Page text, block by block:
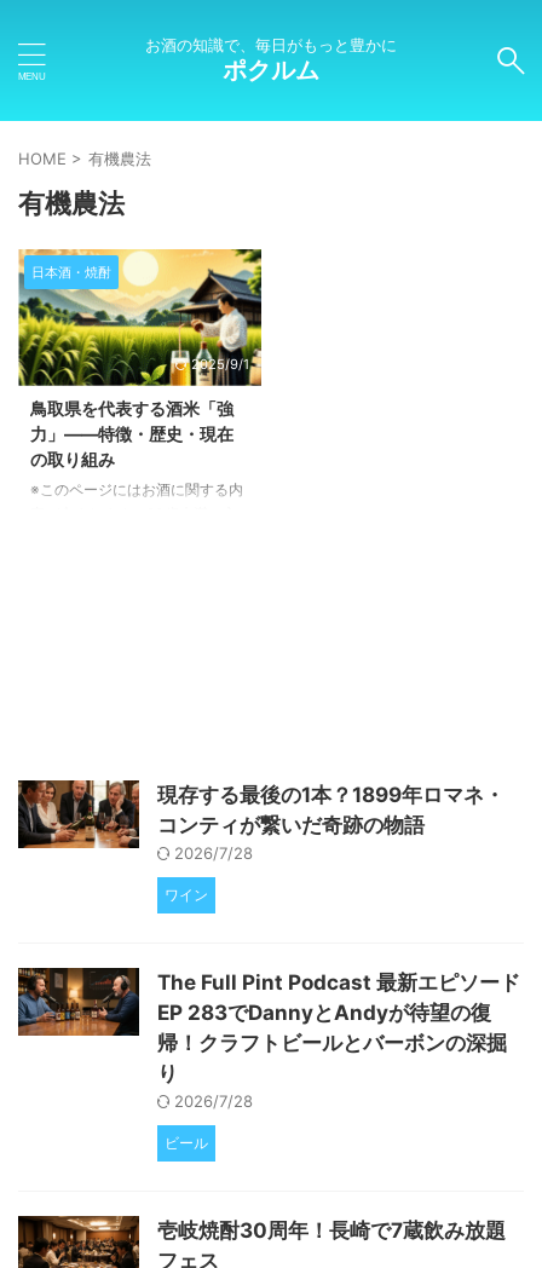
お酒の知識で、毎日がもっと豊かに
ポクルム
HOME > 有機農法
有機農法
日本酒・焼酎
2025/9/1
鳥取県を代表する酒米「強
力」――特徴・歴史・現在
の取り組み
※このページにはお酒に関する内
培は技術的に難しいとされていま
す。こうした大粒・長稈の特性
は、米の旨味成分が豊富に残りや
すく、熟成させた日本酒に円熟し
た味わいをもたらします。実際 ...
現存する最後の1本？1899年ロマネ・
コンティが繋いだ奇跡の物語
2026/7/28
ワイン
The Full Pint Podcast 最新エピソード
EP 283でDannyとAndyが待望の復
帰！クラフトビールとバーボンの深掘
り
2026/7/28
ビール
壱岐焼酎30周年！長崎で7蔵飲み放題
フェス